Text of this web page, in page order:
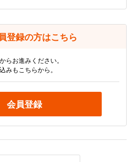
登録の方はこちら
らお進みください。
みもこちらから。
会員登録